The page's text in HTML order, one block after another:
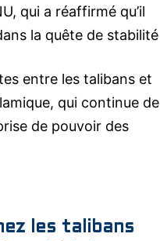
qui a réaffirmé qu’il
la quête de stabilité
entre les talibans et
qui continue de
de pouvoir des
les talibans